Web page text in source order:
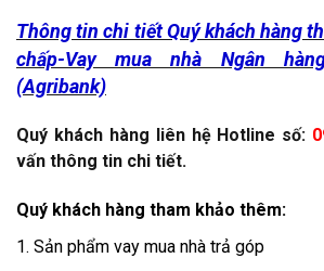
Thông tin chi tiết Quý khách hàng
chấp-Vay mua nhà Ngân
(Agribank)
Quý khách hàng liên hệ Hotline số:
vấn thông tin chi tiết.
Quý khách hàng tham khảo thêm:
1. Sản phẩm vay mua nhà trả góp